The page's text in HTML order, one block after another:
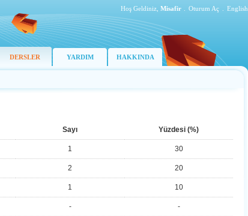
Hoş Geldiniz, Misafir Oturum Aç English
DERSLER YARDIM HAKKINDA
Sayı Yüzdesi (%)
1 30
2 20
1 10
- -